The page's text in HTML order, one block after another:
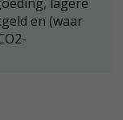
en (waar